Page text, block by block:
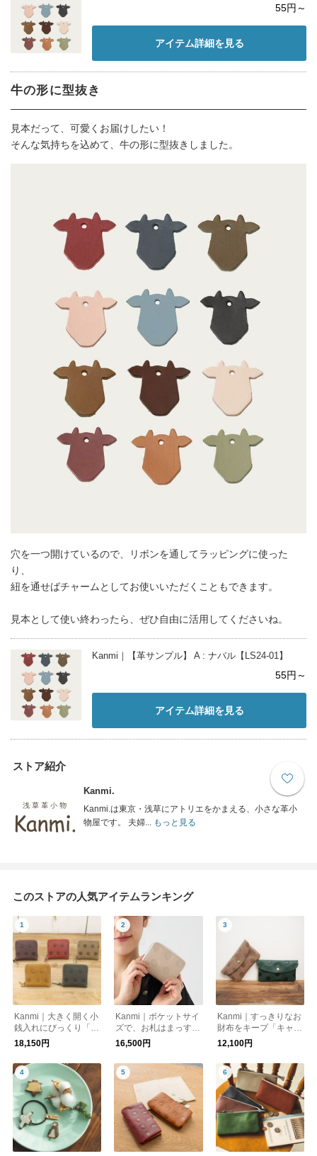
55円～
アイテム詳細を見る
牛の形に型抜き
見本だって、可愛くお届けしたい！
そんな気持ちを込めて、牛の形に型抜きしました。
穴を一つ開けているので、リボンを通してラッピングに使った
り、
紐を通せばチャームとしてお使いいただくこともできます。
見本として使い終わったら、ぜひ自由に活用してくださいね。
Kanmi｜【革サンプル】 A : ナバル【LS24-01】
55円～
アイテム詳細を見る
ストア紹介
Kanmi.
Kanmi.は東京・浅草にアトリエをかまえる、小さな革小
物屋です。 夫婦...
もっと見る
このストアの人気アイテムランキング
Kanmi｜大きく開く小
銭入れにびっくり「キ
ャンディ BOX ショ
ートウォレット」【W
L11-27】財布
18,150円
Kanmi｜ポケットサイ
ズで、お札はまっすぐ
「キャンディ ラウン
ドショートウォレッ
ト」【WL26-63】財
布
16,500円
Kanmi｜すっきりなお
財布をキープ「キャン
ディ ポケットウォレ
ット(L)」【WL19-9
7】財布
12,100円